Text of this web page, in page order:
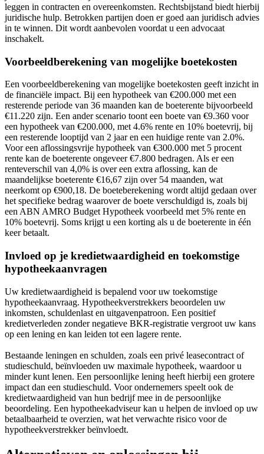
leggen in contracten en overeenkomsten. Rechtsbijstand biedt hierbij
juridische hulp. Betrokken partijen doen er goed aan juridisch advies
in te winnen. Dit wordt aanbevolen voordat u een advocaat
inschakelt.
Voorbeeldberekening van mogelijke boetekosten
Een voorbeeldberekening van mogelijke boetekosten geeft inzicht in
de financiële impact. Bij een hypotheek van €200.000 met een
resterende periode van 36 maanden kan de boeterente bijvoorbeeld
€11.220 zijn. Een ander scenario toont een boete van €9.360 voor
een hypotheek van €200.000, met 4.6% rente en 10% boetevrij, bij
een resterende looptijd van 2 jaar en een huidige rente van 2.0%.
Voor een aflossingsvrije hypotheek van €300.000 met 5 procent
rente kan de boeterente ongeveer €7.800 bedragen. Als er een
renteverschil van 4,0% is over een extra aflossing, kan de
maandelijkse boeterente €16,67 zijn over 54 maanden, wat
neerkomt op €900,18. De boeteberekening wordt altijd gedaan over
het specifieke bedrag waarover de boete verschuldigd is, zoals bij
een ABN AMRO Budget Hypotheek voorbeeld met 5% rente en
10% boetevrij. Soms krijgt u een korting als u de boeterente in één
keer betaalt.
Invloed op je kredietwaardigheid en toekomstige
hypotheekaanvragen
Uw kredietwaardigheid is bepalend voor uw toekomstige
hypotheekaanvraag. Hypotheekverstrekkers beoordelen uw
inkomsten, schuldenlast en uitgavenpatroon. Een positief
kredietverleden zonder negatieve BKR-registratie vergroot uw kans
op een lening en kan leiden tot een lagere rente.
Bestaande leningen en schulden, zoals een privé leasecontract of
studieschuld, beïnvloeden uw maximale hypotheek, waardoor u
minder kunt lenen. Een persoonlijke lening heeft hierbij een grotere
impact dan een studieschuld. Voor ondernemers speelt ook de
kredietwaardigheid van hun bedrijf mee in de persoonlijke
beoordeling. Een hypotheekadviseur kan u helpen de invloed op uw
betaalbaarheid te overzien, wat het verwachte risico voor de
hypotheekverstrekker beïnvloedt.